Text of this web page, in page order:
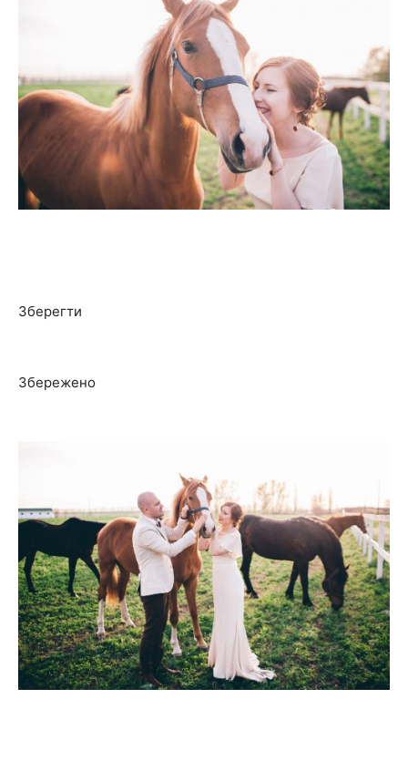
Зберегти
Збережено